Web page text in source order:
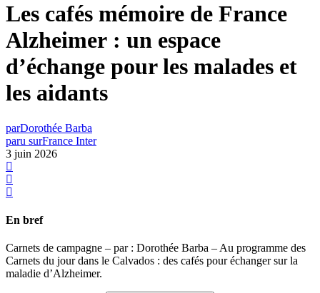
Les cafés mémoire de France
Alzheimer : un espace
d’échange pour les malades et
les aidants
parDorothée Barba
paru surFrance Inter
3 juin 2026
En bref
Carnets de campagne – par : Dorothée Barba – Au programme des
Carnets du jour dans le Calvados : des cafés pour échanger sur la
maladie d’Alzheimer.